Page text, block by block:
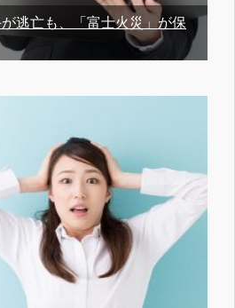
が逃亡も、「富士火災」が保